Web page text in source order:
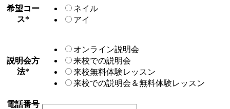
希望コー
ス*
ネイル
アイ
説明会方
法*
オンライン説明会
来校での説明会
来校無料体験レッスン
来校での説明会＆無料体験レッスン
電話番号